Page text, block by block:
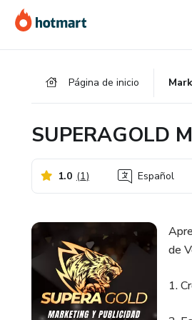
contenido
la
pie
Página de inicio
SUPERAGOLD
1.0 (1) Español
de
1.